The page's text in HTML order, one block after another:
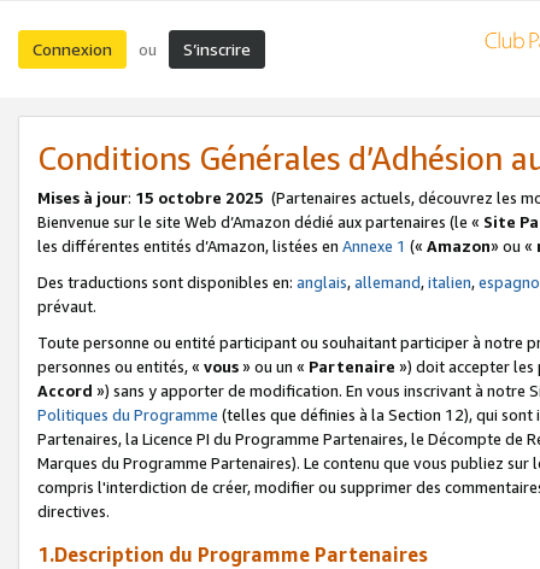
Connexion ou S’inscrire
Conditions Générales d’Adhésion
Mises à jour: 15 octobre 2025 (Partenaires actuels, découvrez les
Bienvenue sur le site Web d’Amazon dédié aux partenaires (le « Site
les différentes entités d’Amazon, listées en Annexe 1 (« Amazon» ou «
Des traductions sont disponibles en: anglais,allemand,italien,
prévaut.
Toute personne ou entité participant ou souhaitant participer à notre
personnes ou entités, « vous» ou un « Partenaire ») doit accepter les
Accord ») sans y apporter de modification. En vous inscrivant à notre
Politiques du Programme (telles que définies à la Section 12), qui
Partenaires, la Licence PI du Programme Partenaires, le Décompte de
Marques du Programme Partenaires). Le contenu que vous publiez
compris l'interdiction de créer, modifier ou supprimer des
directives.
1.Description du Programme Partenaires